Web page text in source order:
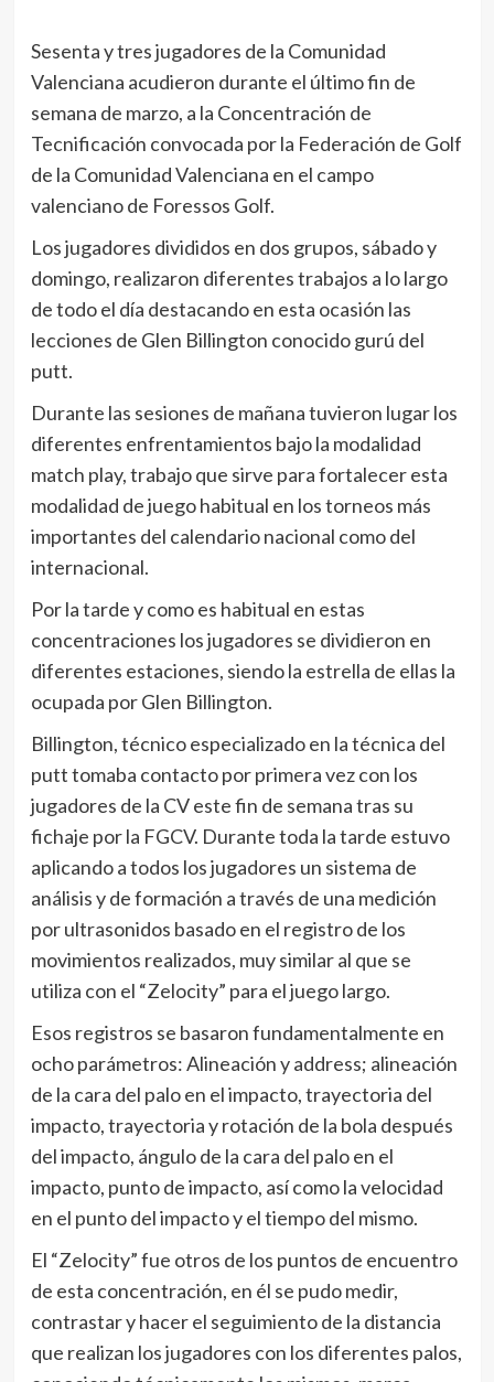
Sesenta y tres jugadores de la Comunidad
Valenciana acudieron durante el último fin de
semana de marzo, a la Concentración de
Tecnificación convocada por la Federación de Golf
de la Comunidad Valenciana en el campo
valenciano de Foressos Golf.
Los jugadores divididos en dos grupos, sábado y
domingo, realizaron diferentes trabajos a lo largo
de todo el día destacando en esta ocasión las
lecciones de Glen Billington conocido gurú del
putt.
Durante las sesiones de mañana tuvieron lugar los
diferentes enfrentamientos bajo la modalidad
match play, trabajo que sirve para fortalecer esta
modalidad de juego habitual en los torneos más
importantes del calendario nacional como del
internacional.
Por la tarde y como es habitual en estas
concentraciones los jugadores se dividieron en
diferentes estaciones, siendo la estrella de ellas la
ocupada por Glen Billington.
Billington, técnico especializado en la técnica del
putt tomaba contacto por primera vez con los
jugadores de la CV este fin de semana tras su
fichaje por la FGCV. Durante toda la tarde estuvo
aplicando a todos los jugadores un sistema de
análisis y de formación a través de una medición
por ultrasonidos basado en el registro de los
movimientos realizados, muy similar al que se
utiliza con el “Zelocity” para el juego largo.
Esos registros se basaron fundamentalmente en
ocho parámetros: Alineación y address; alineación
de la cara del palo en el impacto, trayectoria del
impacto, trayectoria y rotación de la bola después
del impacto, ángulo de la cara del palo en el
impacto, punto de impacto, así como la velocidad
en el punto del impacto y el tiempo del mismo.
El “Zelocity” fue otros de los puntos de encuentro
de esta concentración, en él se pudo medir,
contrastar y hacer el seguimiento de la distancia
que realizan los jugadores con los diferentes palos,